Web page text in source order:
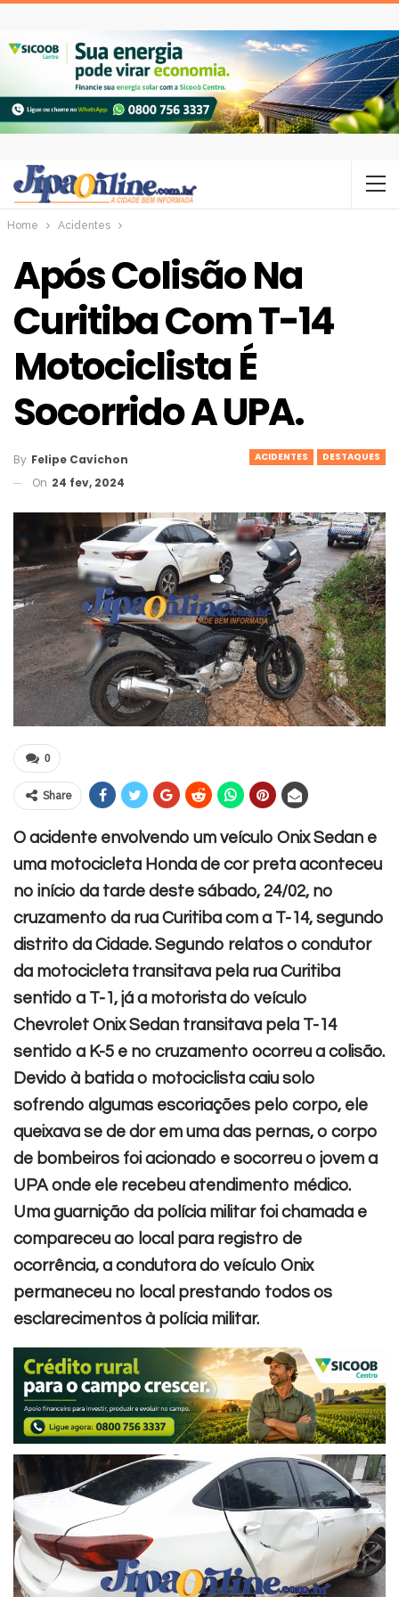
Home Acidentes
Após Colisão Na
Curitiba Com T-14
Motociclista É
Socorrido A UPA.
ACIDENTES DESTAQUES
By Felipe Cavichon
On 24 fev, 2024
0
Share
O acidente envolvendo um veículo Onix Sedan e
uma motocicleta Honda de cor preta aconteceu
no início da tarde deste sábado, 24/02, no
cruzamento da rua Curitiba com a T-14, segundo
distrito da Cidade. Segundo relatos o condutor
da motocicleta transitava pela rua Curitiba
sentido a T-1, já a motorista do veículo
Chevrolet Onix Sedan transitava pela T-14
sentido a K-5 e no cruzamento ocorreu a colisão.
Devido à batida o motociclista caiu solo
sofrendo algumas escoriações pelo corpo, ele
queixava se de dor em uma das pernas, o corpo
de bombeiros foi acionado e socorreu o jovem a
UPA onde ele recebeu atendimento médico.
Uma guarnição da polícia militar foi chamada e
compareceu ao local para registro de
ocorrência, a condutora do veículo Onix
permaneceu no local prestando todos os
esclarecimentos à polícia militar.